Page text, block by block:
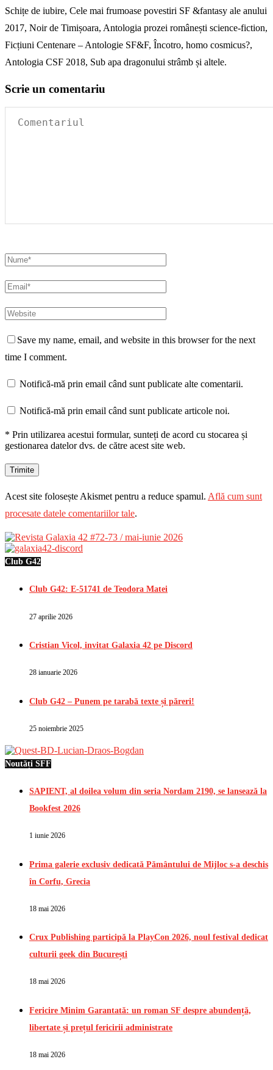
Schițe de iubire, Cele mai frumoase povestiri SF &fantasy ale anului
2017, Noir de Timișoara, Antologia prozei românești science-fiction,
Ficțiuni Centenare – Antologie SF&F, Încotro, homo cosmicus?,
Antologia CSF 2018, Sub apa dragonului strâmb și altele.
Scrie un comentariu
Save my name, email, and website in this browser for the next
time I comment.
Notifică-mă prin email când sunt publicate alte comentarii.
Notifică-mă prin email când sunt publicate articole noi.
* Prin utilizarea acestui formular, sunteți de acord cu stocarea și
gestionarea datelor dvs. de către acest site web.
Acest site folosește Akismet pentru a reduce spamul. Află cum sunt
procesate datele comentariilor tale.
Club G42
Club G42: E-51741 de Teodora Matei
27 aprilie 2026
Cristian Vicol, invitat Galaxia 42 pe Discord
28 ianuarie 2026
Club G42 – Punem pe tarabă texte și păreri!
25 noiembrie 2025
Noutăți SFF
SAPIENT, al doilea volum din seria Nordam 2190, se lansează la
Bookfest 2026
1 iunie 2026
Prima galerie exclusiv dedicată Pământului de Mijloc s-a deschis
în Corfu, Grecia
18 mai 2026
Crux Publishing participă la PlayCon 2026, noul festival dedicat
culturii geek din București
18 mai 2026
Fericire Minim Garantată: un roman SF despre abundență,
libertate și prețul fericirii administrate
18 mai 2026